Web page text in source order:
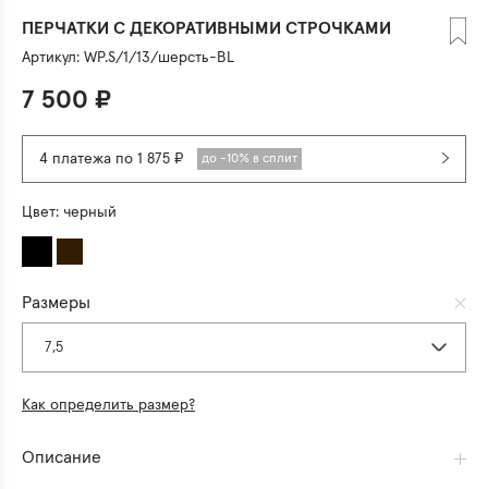
ПЕРЧАТКИ С ДЕКОРАТИВНЫМИ СТРОЧКАМИ
Артикул: WP.S/1/13/шерсть-BL
7 500 ₽
4 платежа по 1 875 ₽ до -10% в сплит
Цвет: черный
Размеры
7,5
Как определить размер?
Описание